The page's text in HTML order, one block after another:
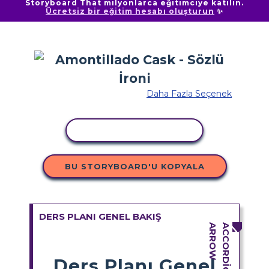
Storyboard That milyonlarca eğitimciye katılın.
Ücretsiz bir eğitim hesabı oluşturun ✨
Daha Fazla Seçenek
BU STORYBOARD'U KOPYALA
DERS PLANI GENEL BAKIŞ